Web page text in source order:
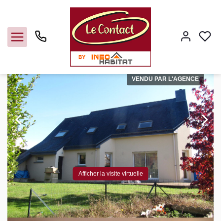
Vendre
Acheter
Louer
Gerer
Syndic
Vente maison 144 m², Laille 35890Ille-et-Vilaine
Accueil
VENDU PAR L'AGENCE
Afficher la visite virtuelle